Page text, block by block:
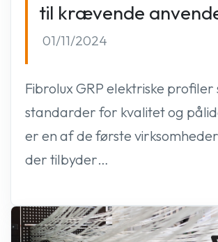
til krævende
01/11/2024
Fibrolux GRP elektriske
standarder for kvalitet og
er en af de første
der tilbyder…